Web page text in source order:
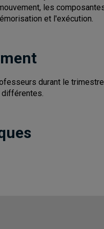
les
et l'exécution.
durant le
différentes.